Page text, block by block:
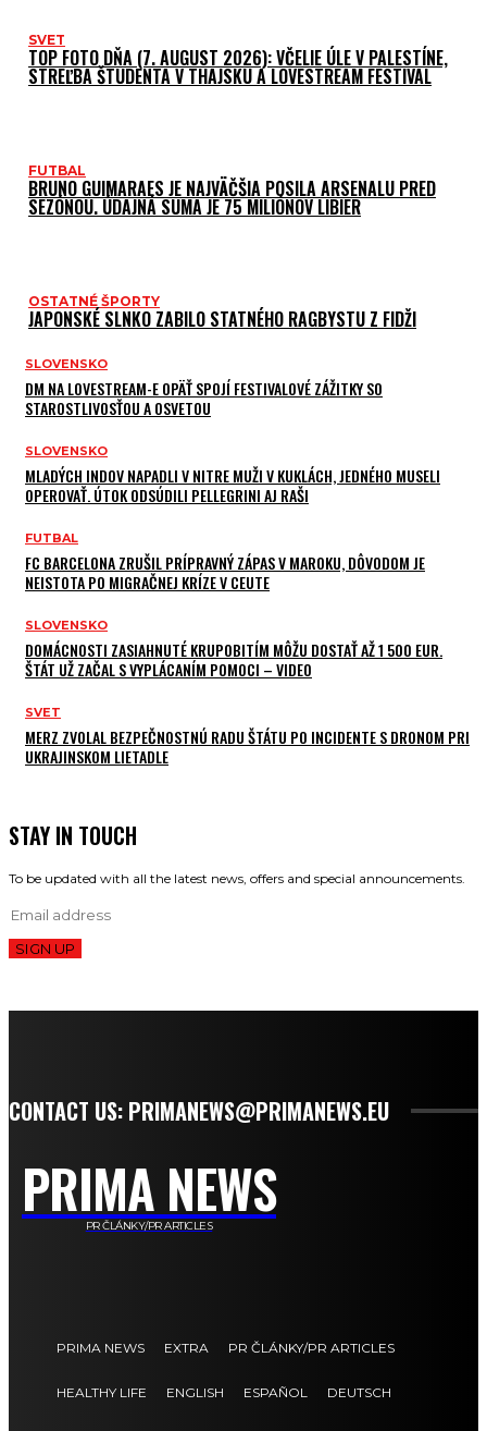
SVET
TOP FOTO DŇA (7. AUGUST 2026): VČELIE ÚLE V PALESTÍNE,
STREĽBA ŠTUDENTA V THAJSKU A LOVESTREAM FESTIVAL
FUTBAL
BRUNO GUIMARAES JE NAJVÄČŠIA POSILA ARSENALU PRED
SEZÓNOU. ÚDAJNÁ SUMA JE 75 MILIÓNOV LIBIER
OSTATNÉ ŠPORTY
JAPONSKÉ SLNKO ZABILO STATNÉHO RAGBYSTU Z FIDŽI
SLOVENSKO
DM NA LOVESTREAM-E OPÄŤ SPOJÍ FESTIVALOVÉ ZÁŽITKY SO
STAROSTLIVOSŤOU A OSVETOU
SLOVENSKO
MLADÝCH INDOV NAPADLI V NITRE MUŽI V KUKLÁCH, JEDNÉHO MUSELI
OPEROVAŤ. ÚTOK ODSÚDILI PELLEGRINI AJ RAŠI
FUTBAL
FC BARCELONA ZRUŠIL PRÍPRAVNÝ ZÁPAS V MAROKU, DÔVODOM JE
NEISTOTA PO MIGRAČNEJ KRÍZE V CEUTE
SLOVENSKO
DOMÁCNOSTI ZASIAHNUTÉ KRUPOBITÍM MÔŽU DOSTAŤ AŽ 1 500 EUR.
ŠTÁT UŽ ZAČAL S VYPLÁCANÍM POMOCI – VIDEO
SVET
MERZ ZVOLAL BEZPEČNOSTNÚ RADU ŠTÁTU PO INCIDENTE S DRONOM PRI
UKRAJINSKOM LIETADLE
STAY IN TOUCH
To be updated with all the latest news, offers and special announcements.
SIGN UP
CONTACT US: PRIMANEWS@PRIMANEWS.EU
PRIMA NEWS
PR ČLÁNKY/PR ARTICLES
PRIMA NEWS EXTRA PR ČLÁNKY/PR ARTICLES
HEALTHY LIFE ENGLISH ESPAÑOL DEUTSCH